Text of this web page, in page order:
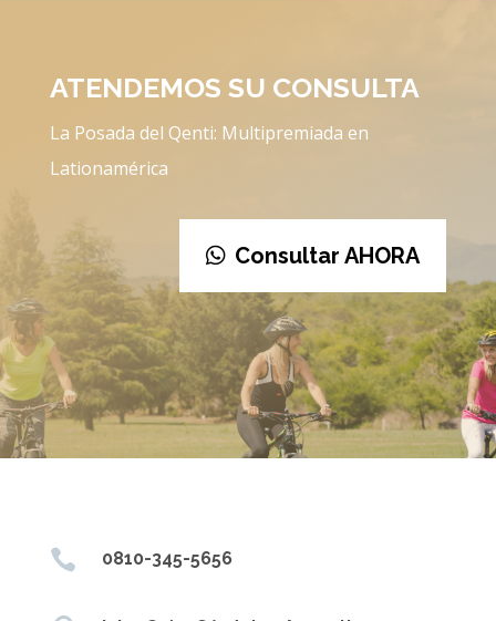
ATENDEMOS SU CONSULTA
La Posada del Qenti: Multipremiada en
Lationamérica
Consultar AHORA
 0810-345-5656